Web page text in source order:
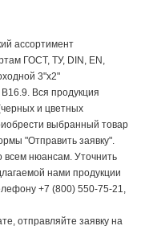
ассортимент
ГОСТ, ТУ, DIN, EN,
3"х2"
Вся продукция
и цветных
выбранный товар
"Отправить заявку".
всем нюансам. Уточнить
нами продукции
+7 (800) 550-75-21,
отправляйте заявку на